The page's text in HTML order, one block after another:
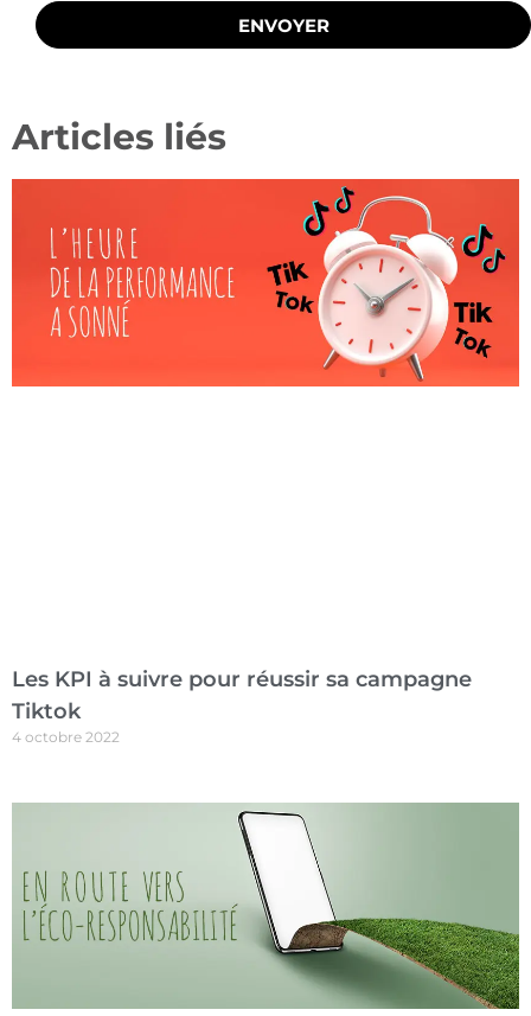
ENVOYER
Articles liés
Les KPI à suivre pour réussir sa campagne
Tiktok
4 octobre 2022